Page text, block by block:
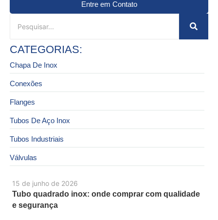
15 de junho de 2026
Tubo quadrado inox: onde comprar com qualidade
e segurança
Entre em Contato
CATEGORIAS:
Chapa De Inox
Conexões
Flanges
Tubos De Aço Inox
Tubos Industriais
Válvulas